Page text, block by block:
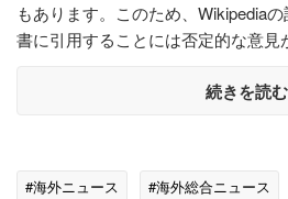
もあります。このため、Wikipedia
書に引用することには否定的な意見
続きを読む
#海外ニュース
#海外総合ニュース